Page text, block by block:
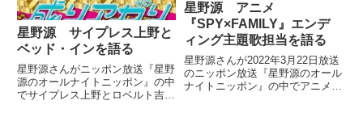
星野源 サイプレス上野と
ベッド・インを語る
星野源さんがニッポン放送『星野
源のオールナイトニッポン』の中
でサイプレス上野とロベルト吉野
星野源 アニメ
『SPY×FAMILY』エンデ
ィング主題歌担当を語る
星野源さんが2022年3月22日放送
のニッポン放送『星野源のオール
ナイトニッポン』の中でアニメ